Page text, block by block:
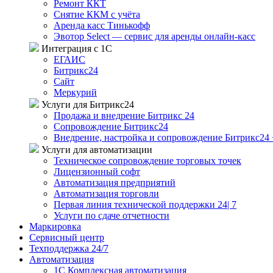
Ремонт ККТ
Снятие ККМ с учёта
Аренда касс Тинькофф
Эвотор Select — сервис для аренды онлайн-касс
Интеграция с 1С
ЕГАИС
Битрикс24
Сайт
Меркурий
Услуги для Битрикс24
Продажа и внедрение Битрикс 24
Сопровождение Битрикс24
Внедрение, настройка и сопровождение
Услуги для автоматизации
Техническое сопровождение торговых точек
Лицензионный софт
Автоматизация предприятий
Автоматизация торговли
Первая линия технической поддержки 24| 7
Услуги по сдаче отчетности
Маркировка
Сервисный центр
Техподдержка 24/7
Автоматизация
1C Комплексная автоматизация